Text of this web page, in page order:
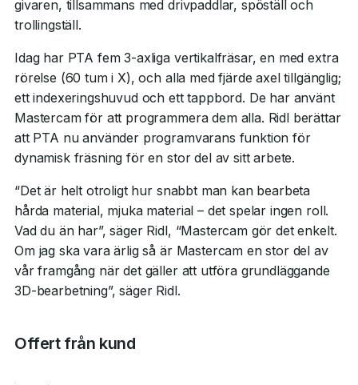
givaren, tillsammans med drivpaddlar, spöställ och
trollingställ.
Idag har PTA fem 3-axliga vertikalfräsar, en med extra
rörelse (60 tum i X), och alla med fjärde axel tillgänglig;
ett indexeringshuvud och ett tappbord. De har använt
Mastercam för att programmera dem alla. Ridl berättar
att PTA nu använder programvarans funktion för
dynamisk fräsning för en stor del av sitt arbete.
“Det är helt otroligt hur snabbt man kan bearbeta
hårda material, mjuka material – det spelar ingen roll.
Vad du än har”, säger Ridl, “Mastercam gör det enkelt.
Om jag ska vara ärlig så är Mastercam en stor del av
vår framgång när det gäller att utföra grundläggande
3D-bearbetning”, säger Ridl.
Offert från kund